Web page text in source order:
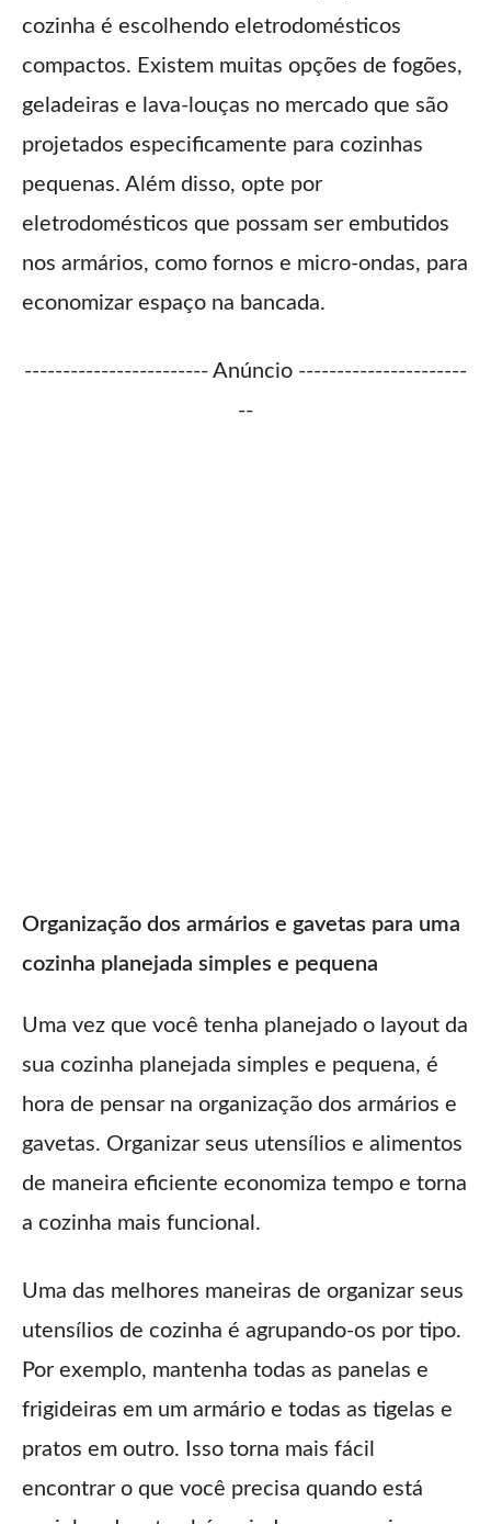
cozinha é escolhendo eletrodomésticos
compactos. Existem muitas opções de fogões,
geladeiras e lava-louças no mercado que são
projetados especificamente para cozinhas
pequenas. Além disso, opte por
eletrodomésticos que possam ser embutidos
nos armários, como fornos e micro-ondas, para
economizar espaço na bancada.
------------------------ Anúncio ----------------------
--
Organização dos armários e gavetas para uma
cozinha planejada simples e pequena
Uma vez que você tenha planejado o layout da
sua cozinha planejada simples e pequena, é
hora de pensar na organização dos armários e
gavetas. Organizar seus utensílios e alimentos
de maneira eficiente economiza tempo e torna
a cozinha mais funcional.
Uma das melhores maneiras de organizar seus
utensílios de cozinha é agrupando-os por tipo.
Por exemplo, mantenha todas as panelas e
frigideiras em um armário e todas as tigelas e
pratos em outro. Isso torna mais fácil
encontrar o que você precisa quando está